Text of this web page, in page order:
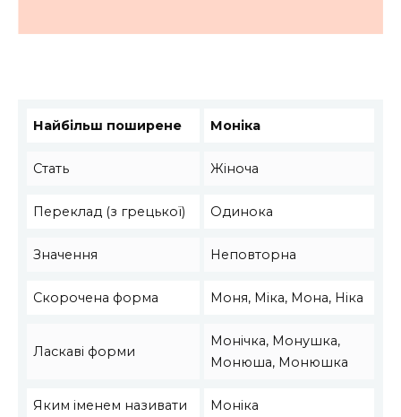
Найбільш поширене Моніка
Стать Жіноча
Переклад (з грецької) Одинока
Значення Неповторна
Скорочена форма Моня, Міка, Мона, Ніка
Ласкаві форми
Монічка, Монушка,
Монюша, Монюшка
Яким іменем називати Моніка